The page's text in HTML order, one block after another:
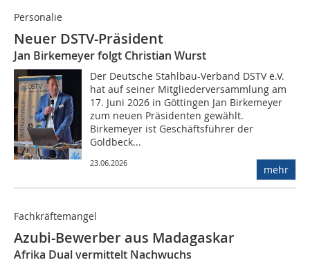
Personalie
Neuer DSTV-Präsident
Jan Birkemeyer folgt Christian Wurst
Der Deutsche Stahlbau-Verband DSTV e.V.
hat auf seiner Mitgliederversammlung am
17. Juni 2026 in Göttingen Jan Birkemeyer
zum neuen Präsidenten gewählt.
Birkemeyer ist Geschäftsführer der
Goldbeck...
23.06.2026
mehr
Fachkräftemangel
Azubi-Bewerber aus Madagaskar
Afrika Dual vermittelt Nachwuchs